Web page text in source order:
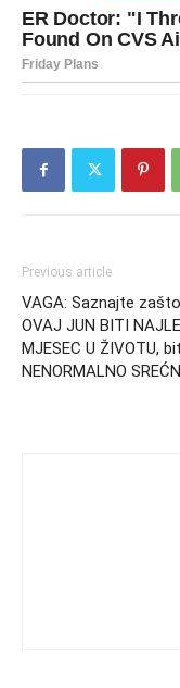
Previous article
VAGA: Saznajte
OVAJ JUN BITI
MJESEC U ŽIVOTU,
NENORMALNO